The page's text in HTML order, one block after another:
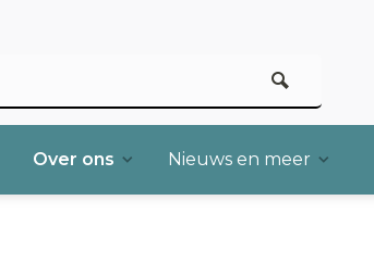
Over ons Nieuws en meer